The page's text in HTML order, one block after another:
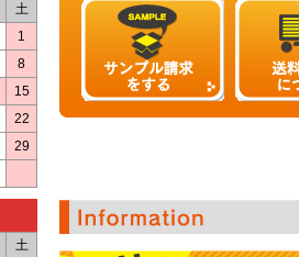
土
1
8
15
22
29
土